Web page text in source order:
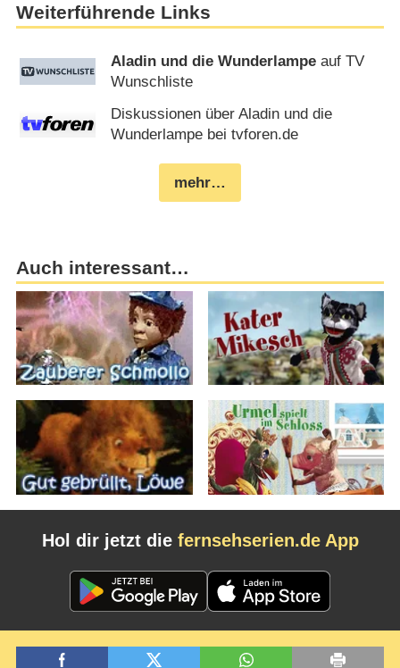
Weiterführende Links
Aladin und die Wunderlampe auf TV
Wunschliste
Diskussionen über Aladin und die
Wunderlampe bei tvforen.de
mehr…
Auch interessant…
Hol dir jetzt die fernsehserien.de App